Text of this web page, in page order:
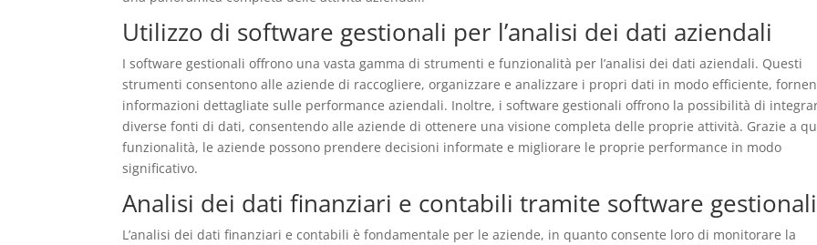
Utilizzo di software gestionali per l’analisi dei dati aziendali
I software gestionali offrono una vasta gamma di strumenti e funzionalità per l’analisi dei dati aziendali. Questi
strumenti consentono alle aziende di raccogliere, organizzare e analizzare i propri dati in modo efficiente,
informazioni dettagliate sulle performance aziendali. Inoltre, i software gestionali offrono la possibilità di
diverse fonti di dati, consentendo alle aziende di ottenere una visione completa delle proprie attività. Grazie a
funzionalità, le aziende possono prendere decisioni informate e migliorare le proprie performance in modo
significativo.
Analisi dei dati finanziari e contabili tramite software gestionali
L’analisi dei dati finanziari e contabili è fondamentale per le aziende, in quanto consente loro di monitorare la